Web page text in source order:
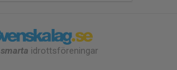
smarta idrottsföreningar